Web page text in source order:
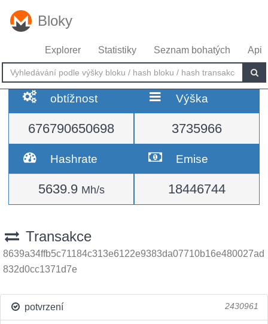
Bloky
Explorer Statistiky Seznam bohatých Api
obtížnost
676790650698
Výška
3735966
Hashrate
5639.9 Mh/s
Emise
18446744
Transakce
8639a34ffb5c71184c313e6122e9383da07710b16e480027ad
832d0cc1371d7e
potvrzení 2430961